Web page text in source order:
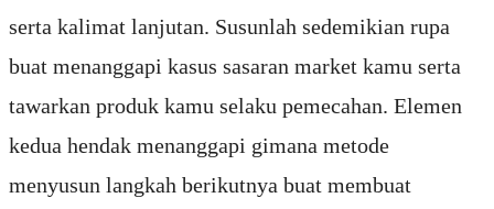
serta kalimat lanjutan. Susunlah sedemikian rupa
buat menanggapi kasus sasaran market kamu serta
tawarkan produk kamu selaku pemecahan. Elemen
kedua hendak menanggapi gimana metode
menyusun langkah berikutnya buat membuat